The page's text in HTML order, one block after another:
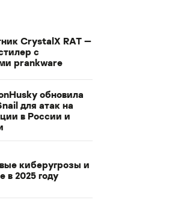
CrystalX RAT —
с
prankware
обновила
для атак на
в России и
киберугрозы и
в 2025 году